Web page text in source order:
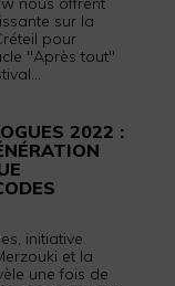
sur la
pour
"Après tout"
2022 :
initiative
et la
une fois de